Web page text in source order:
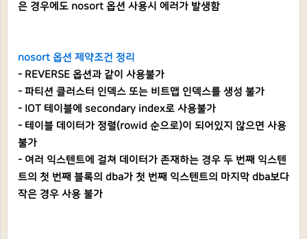
은 경우에도 nosort 옵션 사용시 에러가 발생함
nosort 옵션 제약조건 정리
- REVERSE 옵션과 같이 사용불가
- 파티션 클러스터 인덱스 또는 비트맵 인덱스를 생성 불가
- IOT 테이블에 secondary index로 사용불가
- 테이블 데이터가 정렬(rowid 순으로)이 되어있지 않으면 사용
불가
- 여러 익스텐트에 걸쳐 데이터가 존재하는 경우 두 번째 익스텐
트의 첫 번째 블록의 dba가 첫 번째 익스텐트의 마지막 dba보다
작은 경우 사용 불가